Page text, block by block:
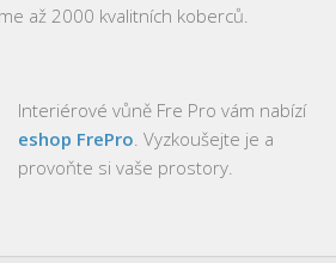
až 2000 kvalitních koberců.
Interiérové vůně Fre Pro vám nabízí
eshop FrePro . Vyzkoušejte je a
provoňte si vaše prostory.